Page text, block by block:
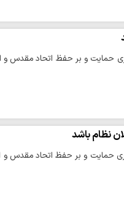
حمایت و بر حفظ اتحاد مقدس و
نظام باشد
حمایت و بر حفظ اتحاد مقدس و